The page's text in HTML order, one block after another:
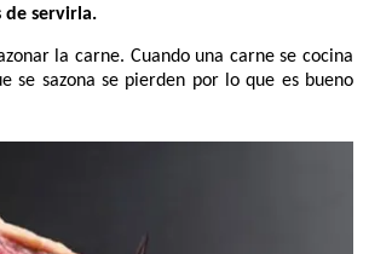
de servirla.
la carne. Cuando una carne se cocina
se sazona se pierden por lo que es bueno